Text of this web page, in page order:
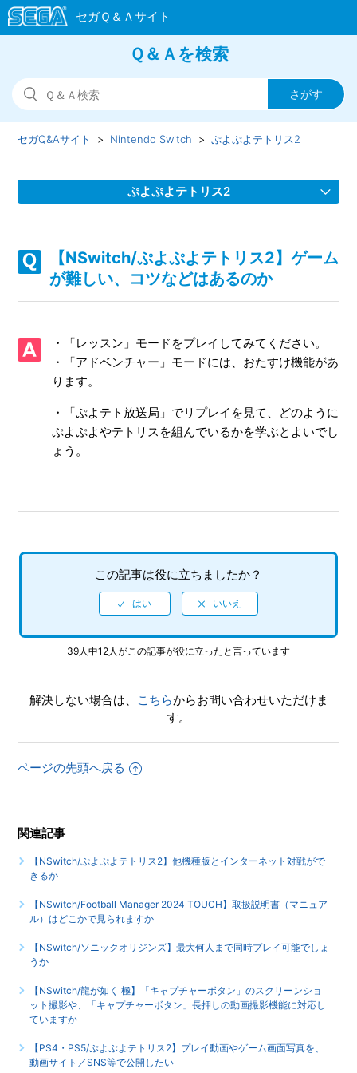
Ｑ＆Ａを検索
セガQ&Aサイト Nintendo Switch ぷよぷよテトリス2
ぷよぷよテトリス2
CD）の発売予定を教えてほしい
【NSwitch/ぷよぷよテトリス2】取扱説明書（マニュアル）
【NSwitch/ぷよぷよテトリス2】プレイ動画やゲーム画面写
真を、動画サイト／SNS等で公開したい
に対応しているか
【NSwitch/ぷよぷよテトリス2】前作（ぷよぷよテトリス）
【NSwitch/ぷよぷよテトリス2】インターネット対戦は
【NSwitch/ぷよぷよテトリス2】ゲームの進行状況はいくつ
セーブできるのか
対戦ができるか
か
【NSwitch/ぷよぷよテトリス2】ゲーム
が難しい、コツなどはあるのか
・「レッスン」モードをプレイしてみてください。
・「アドベンチャー」モードには、おたすけ機能があ
ります。
・「ぷよテト放送局」でリプレイを見て、どのように
ぷよぷよやテトリスを組んでいるかを学ぶとよいでし
ょう。
この記事は役に立ちましたか？
39人中12人がこの記事が役に立ったと言っています
解決しない場合は、 こちらからお問い合わせいただけま
す。
ページの先頭へ戻る
関連記事
【NSwitch/ぷよぷよテトリス2】他機種版とインターネット対戦がで
きるか
【NSwitch/Football Manager 2024 TOUCH】取扱説明書（マニュア
ル）はどこかで見られますか
【NSwitch/ソニックオリジンズ】最大何人まで同時プレイ可能でしょ
うか
【NSwitch/龍が如く 極】「キャプチャーボタン」のスクリーンショ
ット撮影や、「キャプチャーボタン」長押しの動画撮影機能に対応し
ていますか
【PS4・PS5/ぷよぷよテトリス2】プレイ動画やゲーム画面写真を、
動画サイト／SNS等で公開したい